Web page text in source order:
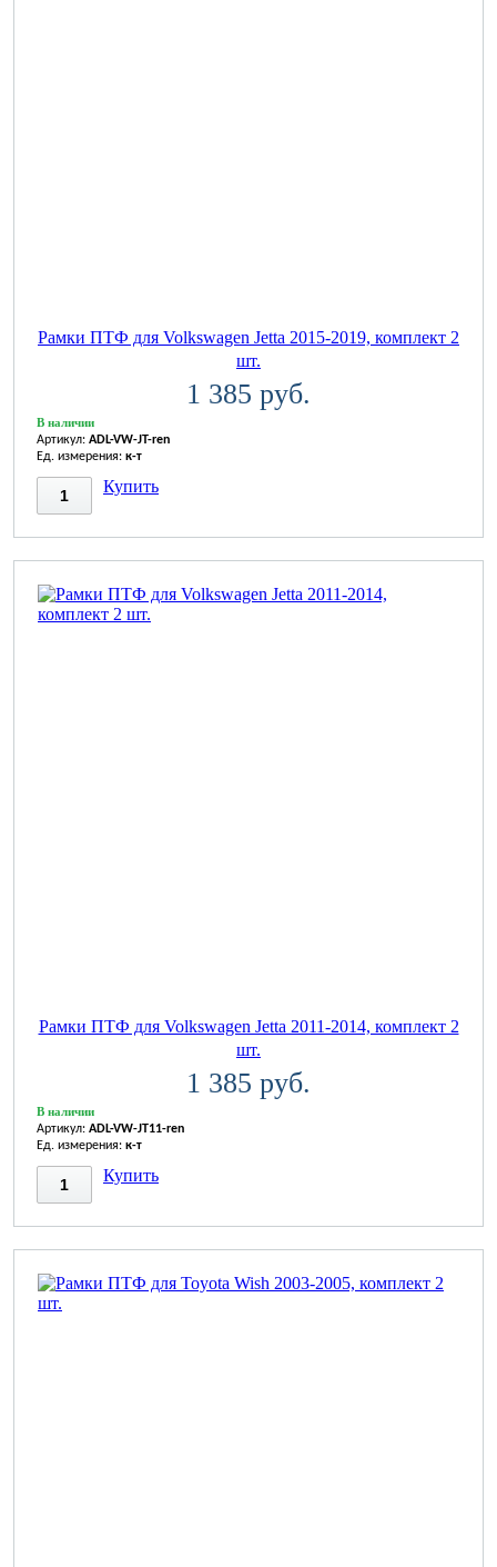
Рамки ПТФ для Volkswagen Jetta 2015-2019, комплект 2
шт.
1 385 руб.
В наличии
Артикул: ADL-VW-JT-ren
Ед. измерения: к-т
Купить
Рамки ПТФ для Volkswagen Jetta 2011-2014, комплект 2
шт.
1 385 руб.
В наличии
Артикул: ADL-VW-JT11-ren
Ед. измерения: к-т
Купить